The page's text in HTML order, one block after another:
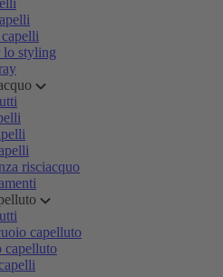
lo styling
risciacquo
capelluto
capelluto